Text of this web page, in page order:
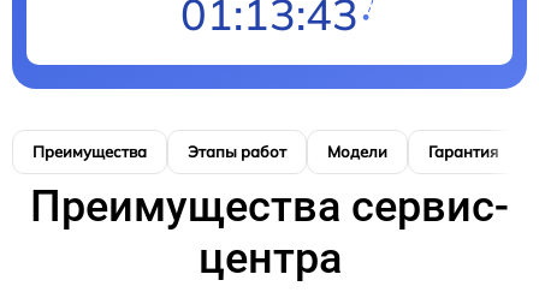
01:13:43
Преимущества Этапы работ Модели Гарантия
Преимущества сервис-
центра